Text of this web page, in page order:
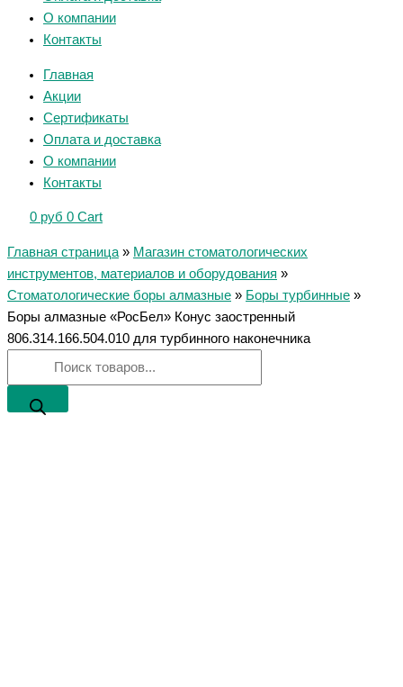
О компании
Контакты
Главная
Акции
Сертификаты
Оплата и доставка
О компании
Контакты
0 руб 0 Cart
Главная страница » Магазин стоматологических
инструментов, материалов и оборудования »
Стоматологические боры алмазные » Боры турбинные »
Боры алмазные «РосБел» Конус заостренный
806.314.166.504.010 для турбинного наконечника